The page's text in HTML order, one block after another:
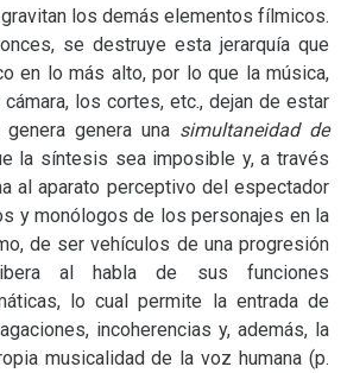
los demás elementos fílmicos.
se destruye esta jerarquía que
en lo más alto, por lo que la música,
los cortes, etc., dejan de estar
genera una simultaneidad de
la síntesis sea imposible y, a través
al aparato perceptivo del espectador
y monólogos de los personajes en la
de ser vehículos de una progresión
al habla de sus funciones
lo cual permite la entrada de
incoherencias y, además, la
musicalidad de la voz humana (p.